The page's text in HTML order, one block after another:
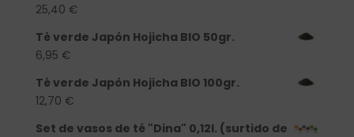
25,40 €
Té verde Japón Hojicha BIO 50gr.
6,95 €
Té verde Japón Hojicha BIO 100gr.
12,70 €
Set de vasos de té "Dina" 0,12l. (surtido de